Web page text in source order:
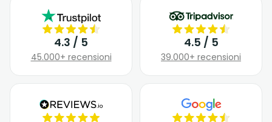
4.3 / 5
45.000+ recensioni
4.5 / 5
39.000+ recensioni